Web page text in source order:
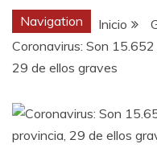
Navigation Inicio
Coronavirus: Son
29 de ellos graves